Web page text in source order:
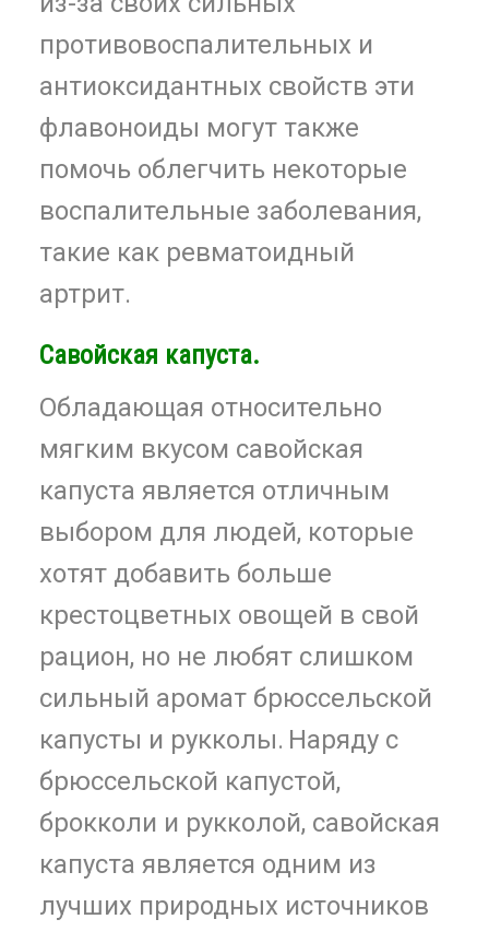
противовоспалительных и
антиоксидантных свойств эти
флавоноиды могут также
помочь облегчить некоторые
воспалительные заболевания,
такие как ревматоидный
артрит.
Савойская капуста.
Обладающая относительно
мягким вкусом савойская
капуста является отличным
выбором для людей, которые
хотят добавить больше
крестоцветных овощей в свой
рацион, но не любят слишком
сильный аромат брюссельской
капусты и рукколы. Наряду с
брюссельской капустой,
брокколи и рукколой, савойская
капуста является одним из
лучших природных источников